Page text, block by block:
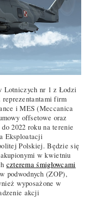
Lotniczych nr 1 z Łodzi
firm
i MES (Meccanica
offsetowe oraz
2022 roku na terenie
Eksploatacji
Polskiej. Będzie się
w kwietniu
czterema śmigłowcami
podwodnych (ZOP),
wyposażone w
akcji